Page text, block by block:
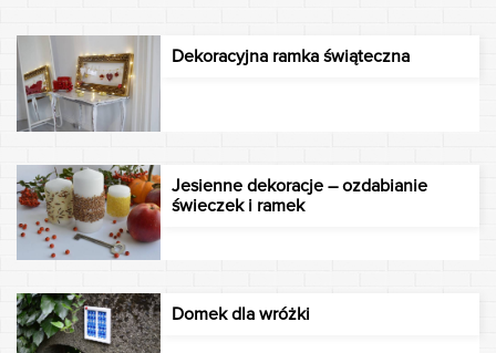
Dekoracyjna ramka świąteczna
Jesienne dekoracje – ozdabianie
świeczek i ramek
Domek dla wróżki